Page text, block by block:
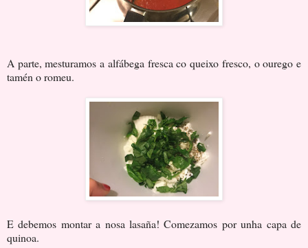
A parte, mesturamos a alfábega fresca co queixo fresco, o ourego e
tamén o romeu.
E debemos montar a nosa lasaña! Comezamos por unha capa de
quinoa.